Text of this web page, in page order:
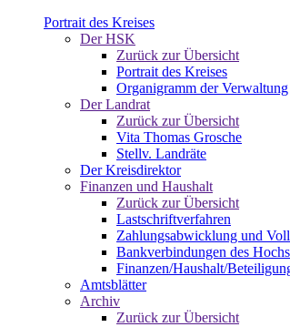
Portrait des Kreises
Der HSK
Zurück zur Übersicht
Portrait des Kreises
Organigramm der Verwaltung
Der Landrat
Zurück zur Übersicht
Vita Thomas Grosche
Stellv. Landräte
Der Kreisdirektor
Finanzen und Haushalt
Zurück zur Übersicht
Lastschriftverfahren
Zahlungsabwicklung und
Bankverbindungen des
Finanzen/Haushalt/
Amtsblätter
Archiv
Zurück zur Übersicht